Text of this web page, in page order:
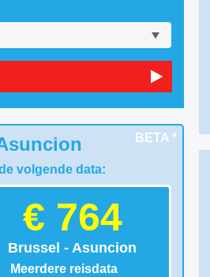
BETA *
volgende data:
€ 764
Brussel - Asuncion
Meerdere reisdata